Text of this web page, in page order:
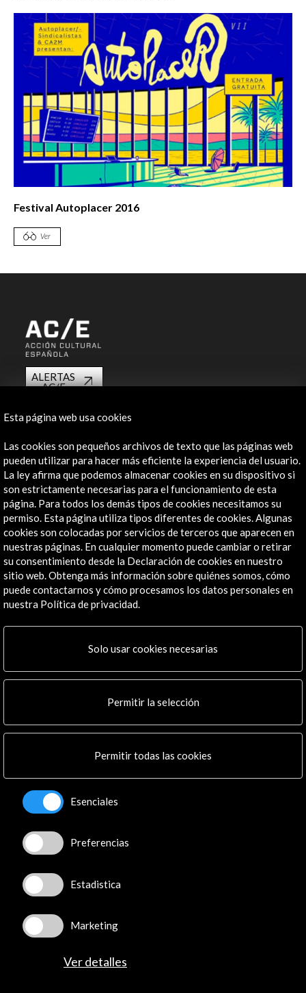
Festival Autoplacer 2016
Ver
ALERTAS
AC/E
Contacta
info@accioncultural.es
+34 91 700 4000
José Abascal, 4 - 4º
28003 Madrid, España
Canales de contacto
Explora
Institucional
Actividades
Programa PICE
Residencias
Multimedia
Boletín digital
Conecta
X (Twitter)
Instagram
LinkedIn
Youtube
Spotify
Flickr
TikTok
Esta página web usa cookies
Las cookies son pequeños archivos de texto que las páginas web
pueden utilizar para hacer más eficiente la experiencia del usuario.
La ley afirma que podemos almacenar cookies en su dispositivo si
son estrictamente necesarias para el funcionamiento de esta
página. Para todos los demás tipos de cookies necesitamos su
permiso. Esta página utiliza tipos diferentes de cookies. Algunas
cookies son colocadas por servicios de terceros que aparecen en
nuestras páginas. En cualquier momento puede cambiar o retirar
su consentimiento desde la Declaración de cookies en nuestro
sitio web. Obtenga más información sobre quiénes somos, cómo
puede contactarnos y cómo procesamos los datos personales en
nuestra Política de privacidad.
Solo usar cookies necesarias
Permitir la selección
Permitir todas las cookies
Esenciales
Preferencias
Estadistica
Marketing
Ver detalles